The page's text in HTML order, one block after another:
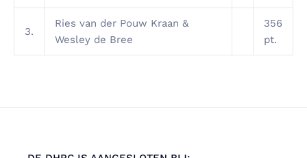
3.
Ries van der Pouw Kraan &
Wesley de Bree
356
pt.